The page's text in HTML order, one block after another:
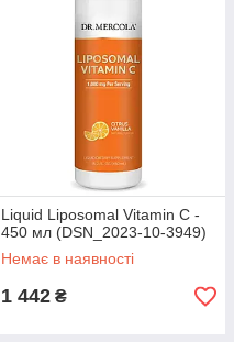
Liquid Liposomal Vitamin C -
450 мл (DSN_2023-10-3949)
Немає в наявності
1 442 ₴